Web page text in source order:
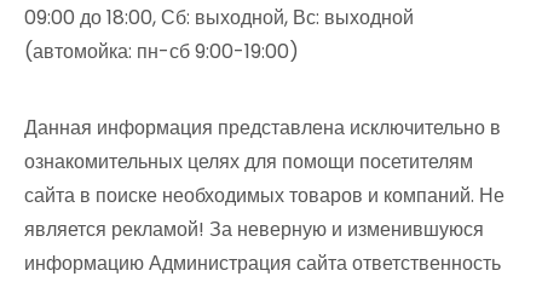
09:00 до 18:00, Сб: выходной, Вс: выходной
(автомойка: пн-сб 9:00-19:00)
Данная информация представлена исключительно в
ознакомительных целях для помощи посетителям
сайта в поиске необходимых товаров и компаний. Не
является рекламой! За неверную и изменившуюся
информацию Администрация сайта ответственность